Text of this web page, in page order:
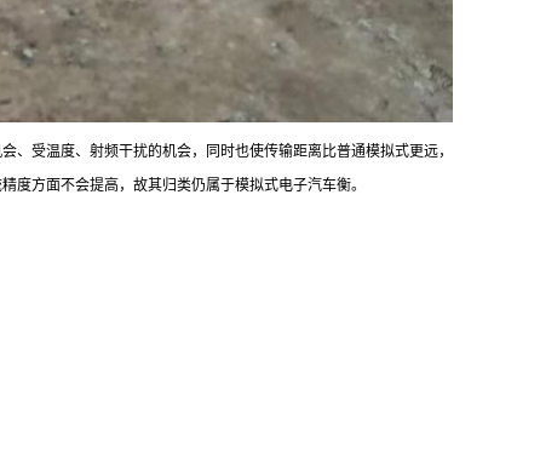
受温度、射频干扰的机会，同时也使传输距离比普通模拟式更远，
度方面不会提高，故其归类仍属于模拟式电子汽车衡。